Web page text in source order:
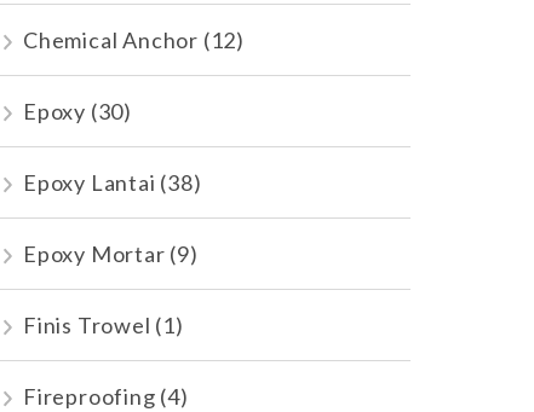
Chemical Anchor (12)
Epoxy (30)
Epoxy Lantai (38)
Epoxy Mortar (9)
Finis Trowel (1)
Fireproofing (4)